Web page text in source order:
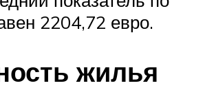
2204,72 евро.
жилья